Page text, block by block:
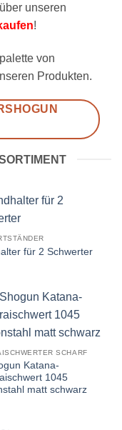
unseren
!
von
Produkten.
für 2 Schwerter
SCHARF
Katana-
1045
matt schwarz